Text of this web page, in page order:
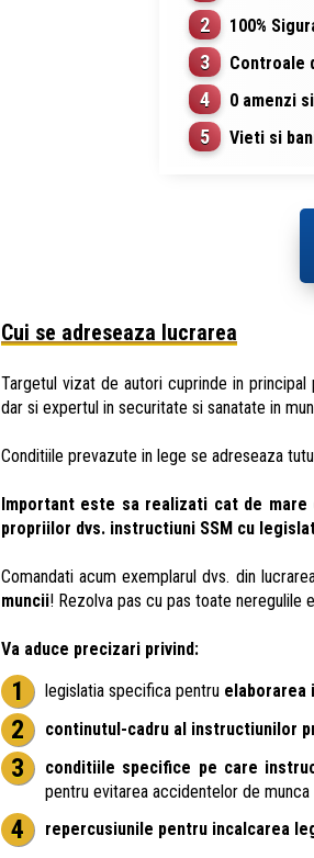
2 100%
3 Controale
4 0 amenzi
5 Vieti si
Cui se adreseaza lucrarea
Targetul vizat de autori cuprinde in
dar si expertul in securitate si sanatate in
Conditiile prevazute in lege se adreseaza
Important este sa realizati cat de
propriilor dvs. instructiuni SSM cu
Comandati acum exemplarul dvs. din
muncii! Rezolva pas cu pas toate neregulile
Va aduce precizari privind:
legislatia specifica pentru elaborarea
continutul-cadru al instructiunilor
conditiile specifice pe care
pentru evitarea accidentelor de munca
repercusiunile pentru incalcarea